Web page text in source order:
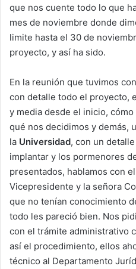
que nos cuente todo lo que
mes de noviembre donde
limite hasta el 30 de
proyecto, y así ha sido.
En la reunión que tuvimos
con detalle todo el proyecto,
y media desde el inicio,
qué nos decidimos y demás,
la Universidad, con un
implantar y los pormenores
presentados, hablamos con
Vicepresidente y la señora
que no tenían conocimiento
todo les pareció bien. Nos
con el trámite administrativo
así el procedimiento, ellos
técnico al Departamento